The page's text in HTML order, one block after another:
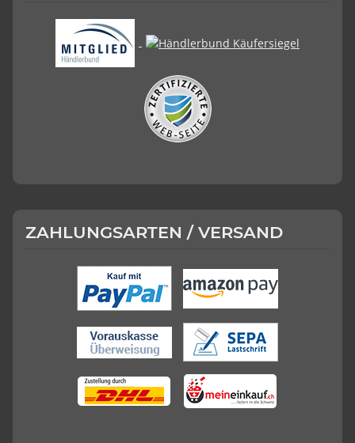
ZAHLUNGSARTEN / VERSAND